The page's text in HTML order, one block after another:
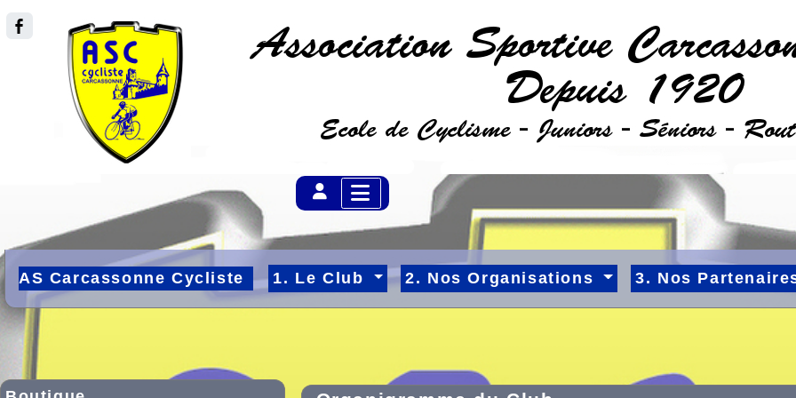
AS Carcassonne Cycliste 1. Le Club 2. Nos Organisations 3. Nos